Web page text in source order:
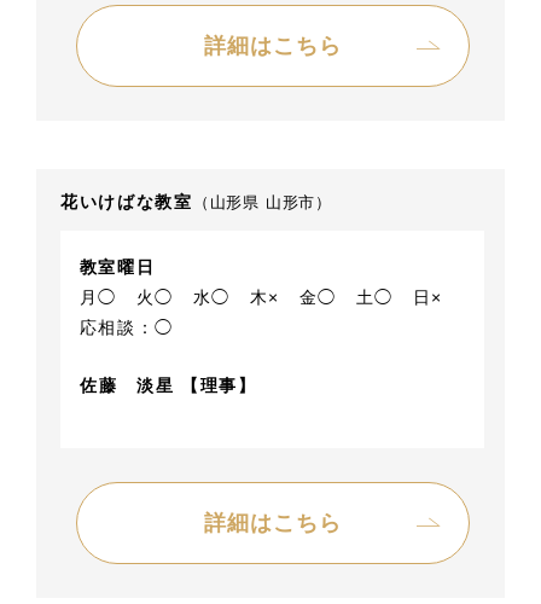
詳細はこちら
花いけばな教室 （山形県 山形市）
教室曜日
月◯
火◯ 水◯ 木× 金◯ 土◯
日×
応相談：◯
佐藤 淡星 【理事】
詳細はこちら